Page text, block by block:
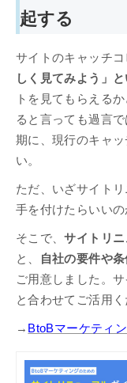
起する
サイトのキャッチ
しく見てみよう」
トを見てもらえる
ると言っても過言
期に、現行のキャ
い。
ただ、いざサイト
手を付けたらいいの
そこで、サイトリ
と、
自社の要件や
ご用意しました。
と合わせてご活用く
→ BtoBマーケティ